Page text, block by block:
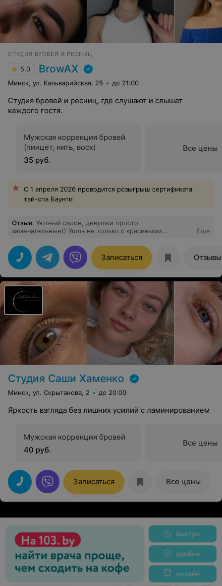
СТУДИЯ БРОВЕЙ И РЕСНИЦ
5.0 BrowAX
Минск, ул. Кальварийская, 25 до 21:00
Студия бровей и ресниц, где слушают и слышат
каждого гостя.
Мужская коррекция бровей
(пинцет, нить, воск)
35 руб.
Все цены
С 1 апреля 2026 проводится розыгрыш сертификата
тай-спа Баунти
Отзыв. Уютный салон, девушки просто
замечательные)) Ушла не только с красивыми
Однозначно топ студия!
Еще
Записаться Отзывы
Студия Саши Хаменко
Минск, ул. Скрыганова, 2 до 20:00
Яркость взгляда без лишних усилий с ламинированием
Мужская коррекция бровей
40 руб.
Все цены
Записаться Все цены